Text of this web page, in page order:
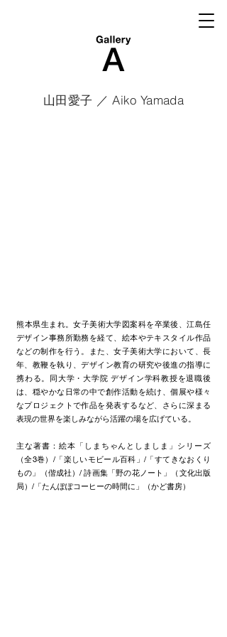
山田愛子 ／ Aiko Yamada
熊本県生まれ。女子美術大学図案科を卒業後、江島任
デザイン事務所勤務を経て、絵本やテキスタイル作品
などの制作を行う。また、女子美術大学において、長
年、教鞭を執り、デザイン教育の研究や後進の指導に
携わる。同大学・大学院 デザイン学科教授を退職後
は、穏やかな日常の中で創作活動を続け、個展や様々
なプロジェクトで作品を発表するなど、さらに深まる
表現の世界を楽しみながら活躍の場を広げている。
主な著書：絵本「しまちゃんとしましま」シリーズ
（全3巻）/「楽しいモビール百科」/「すてきなおくり
もの」（偕成社）/ 詩画集「野の花ノート」（文化出版
局）/「たんぽぽコーヒーの時間に」（かど書房）